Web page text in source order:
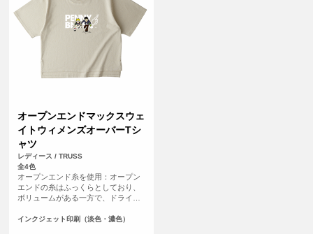
す。
オープンエンドマックスウェ
イトウィメンズオーバーTシ
ャツ
レディース / TRUSS
全4色
オープンエンド糸を使用：オープン
エンドの糸はふっくらとしており、
ボリュームがある一方で、ドライで
縫製仕様。前後段違い仕様の裾スリ
インクジェット印刷（淡色・濃色）